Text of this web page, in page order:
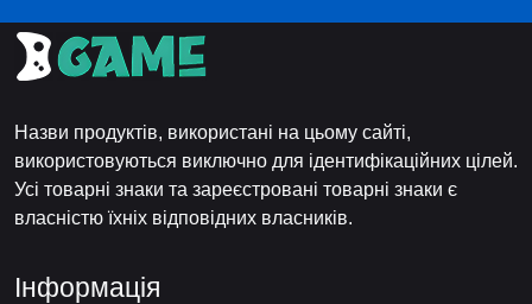
Назви продуктів, використані на цьому сайті,
використовуються виключно для ідентифікаційних цілей.
Усі товарні знаки та зареєстровані товарні знаки є
власністю їхніх відповідних власників.
Інформація